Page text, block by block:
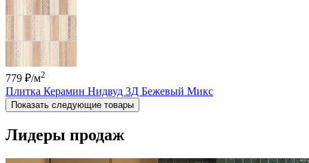
779 ₽/м2
Плитка Керамин Нидвуд 3Д Бежевый Микс
Показать следующие товары
Лидеры продаж